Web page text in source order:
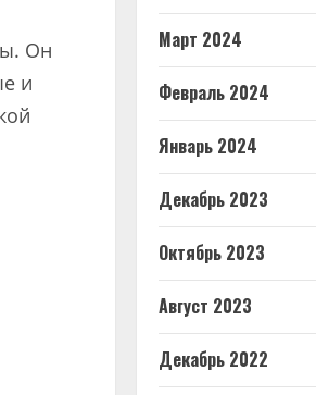
Он
и
Март 2024
Февраль 2024
Январь 2024
Декабрь 2023
Октябрь 2023
Август 2023
Декабрь 2022